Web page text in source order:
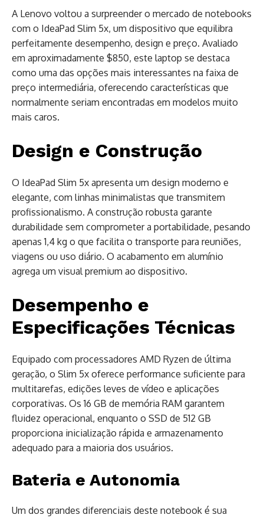
A Lenovo voltou a surpreender o mercado de notebooks
com o IdeaPad Slim 5x, um dispositivo que equilibra
perfeitamente desempenho, design e preço. Avaliado
em aproximadamente $850, este laptop se destaca
como uma das opções mais interessantes na faixa de
preço intermediária, oferecendo características que
normalmente seriam encontradas em modelos muito
mais caros.
Design e Construção
O IdeaPad Slim 5x apresenta um design moderno e
elegante, com linhas minimalistas que transmitem
profissionalismo. A construção robusta garante
durabilidade sem comprometer a portabilidade, pesando
apenas 1,4 kg o que facilita o transporte para reuniões,
viagens ou uso diário. O acabamento em alumínio
agrega um visual premium ao dispositivo.
Desempenho e
Especificações Técnicas
Equipado com processadores AMD Ryzen de última
geração, o Slim 5x oferece performance suficiente para
multitarefas, edições leves de vídeo e aplicações
corporativas. Os 16 GB de memória RAM garantem
fluidez operacional, enquanto o SSD de 512 GB
proporciona inicialização rápida e armazenamento
adequado para a maioria dos usuários.
Bateria e Autonomia
Um dos grandes diferenciais deste notebook é sua